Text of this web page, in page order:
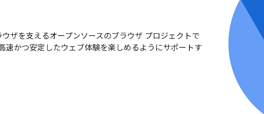
ザを支えるオープンソースのブラウザ プロジェクトで
速かつ安定したウェブ体験を楽しめるようにサポートす